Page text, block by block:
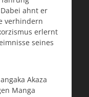
ahnt er
verhindern
erlernt
seines
Akaza
Manga